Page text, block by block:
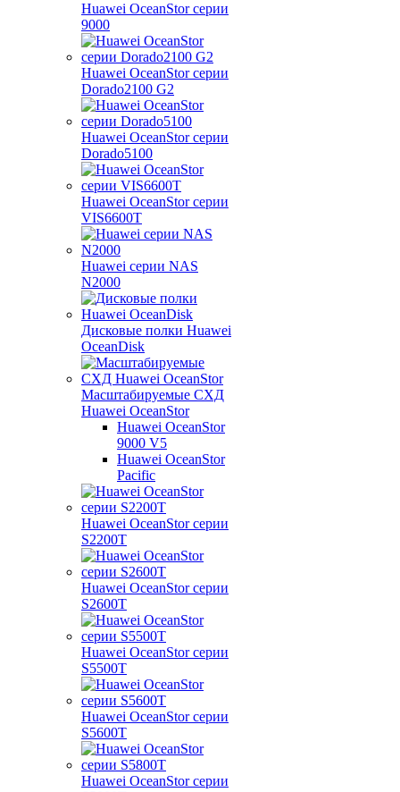
Huawei OceanStor серии
9000
Huawei OceanStor серии
Dorado2100 G2
Huawei OceanStor серии
Dorado5100
Huawei OceanStor серии
VIS6600T
Huawei серии NAS
N2000
Дисковые полки Huawei
OceanDisk
Масштабируемые СХД
Huawei OceanStor
Huawei OceanStor
9000 V5
Huawei OceanStor
Pacific
Huawei OceanStor серии
S2200T
Huawei OceanStor серии
S2600T
Huawei OceanStor серии
S5500T
Huawei OceanStor серии
S5600T
Huawei OceanStor серии